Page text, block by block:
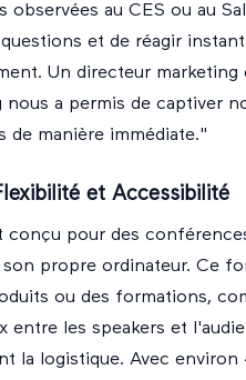
observées au CES ou au
et de réagir
Un directeur
a permis de captiver
de manière immédiate."
et Accessibilité
conçu pour des
propre ordinateur. Ce
ou des formations,
entre les speakers et
la logistique. Avec